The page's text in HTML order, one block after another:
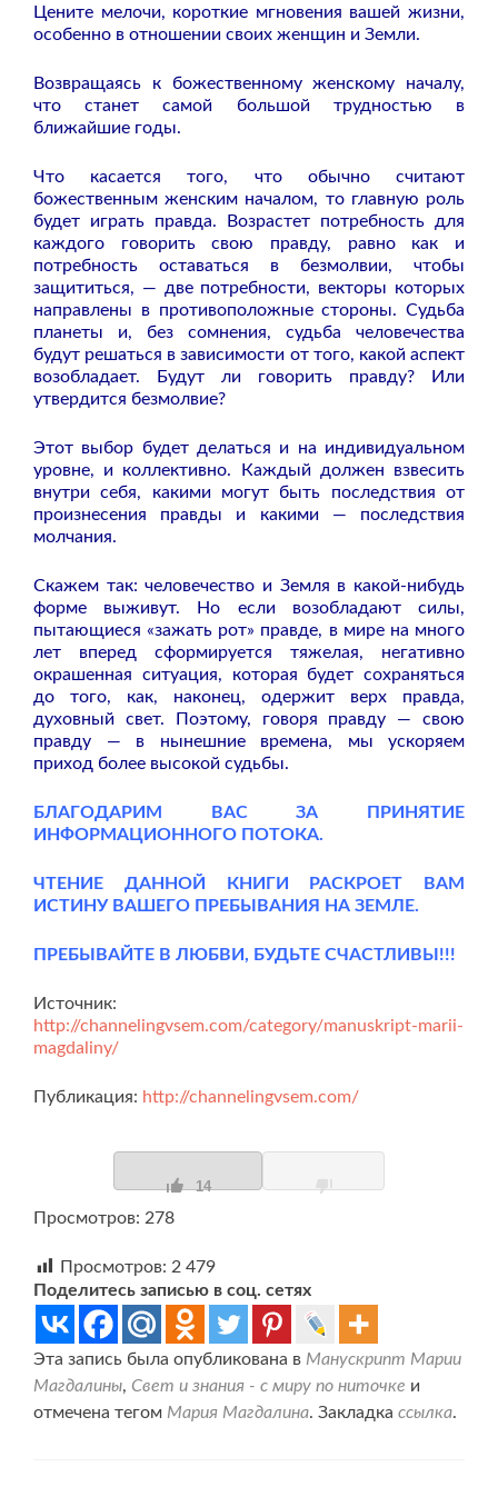
Цените мелочи, короткие мгновения вашей жизни,
особенно в отношении своих женщин и Земли.
Возвращаясь к божественному женскому началу,
что станет самой большой трудностью в
ближайшие годы.
Что касается того, что обычно считают
божественным женским началом, то главную роль
будет играть правда. Возрастет потребность для
каждого говорить свою правду, равно как и
потребность оставаться в безмолвии, чтобы
защититься, — две потребности, векторы которых
направлены в противоположные стороны. Судьба
планеты и, без сомнения, судьба человечества
будут решаться в зависимости от того, какой аспект
возобладает. Будут ли говорить правду? Или
утвердится безмолвие?
Этот выбор будет делаться и на индивидуальном
уровне, и коллективно. Каждый должен взвесить
внутри себя, какими могут быть последствия от
произнесения правды и какими — последствия
молчания.
Скажем так: человечество и Земля в какой-нибудь
форме выживут. Но если возобладают силы,
пытающиеся «зажать рот» правде, в мире на много
лет вперед сформируется тяжелая, негативно
окрашенная ситуация, которая будет сохраняться
до того, как, наконец, одержит верх правда,
духовный свет. Поэтому, говоря правду — свою
правду — в нынешние времена, мы ускоряем
приход более высокой судьбы.
БЛАГОДАРИМ ВАС ЗА ПРИНЯТИЕ
ИНФОРМАЦИОННОГО ПОТОКА.
ЧТЕНИЕ ДАННОЙ КНИГИ РАСКРОЕТ ВАМ
ИСТИНУ ВАШЕГО ПРЕБЫВАНИЯ НА ЗЕМЛЕ.
ПРЕБЫВАЙТЕ В ЛЮБВИ, БУДЬТЕ СЧАСТЛИВЫ!!!
Источник:
http://channelingvsem.com/category/manuskript-marii-
magdaliny/
Публикация: http://channelingvsem.com/
14
Просмотров: 278
Просмотров: 2 479
Поделитесь записью в соц. сетях
Эта запись была опубликована в Манускрипт Марии
Магдалины, Свет и знания - с миру по ниточке и
отмечена тегом Мария Магдалина. Закладка ссылка.